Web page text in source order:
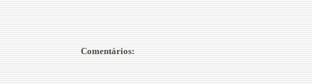
Comentários: